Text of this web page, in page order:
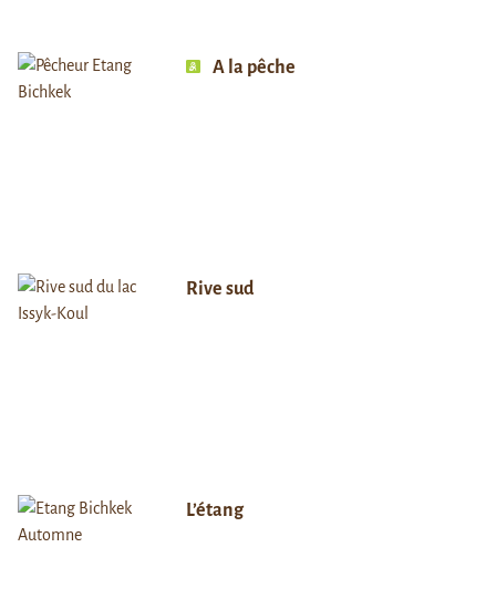
A la pêche
Rive sud
L’étang